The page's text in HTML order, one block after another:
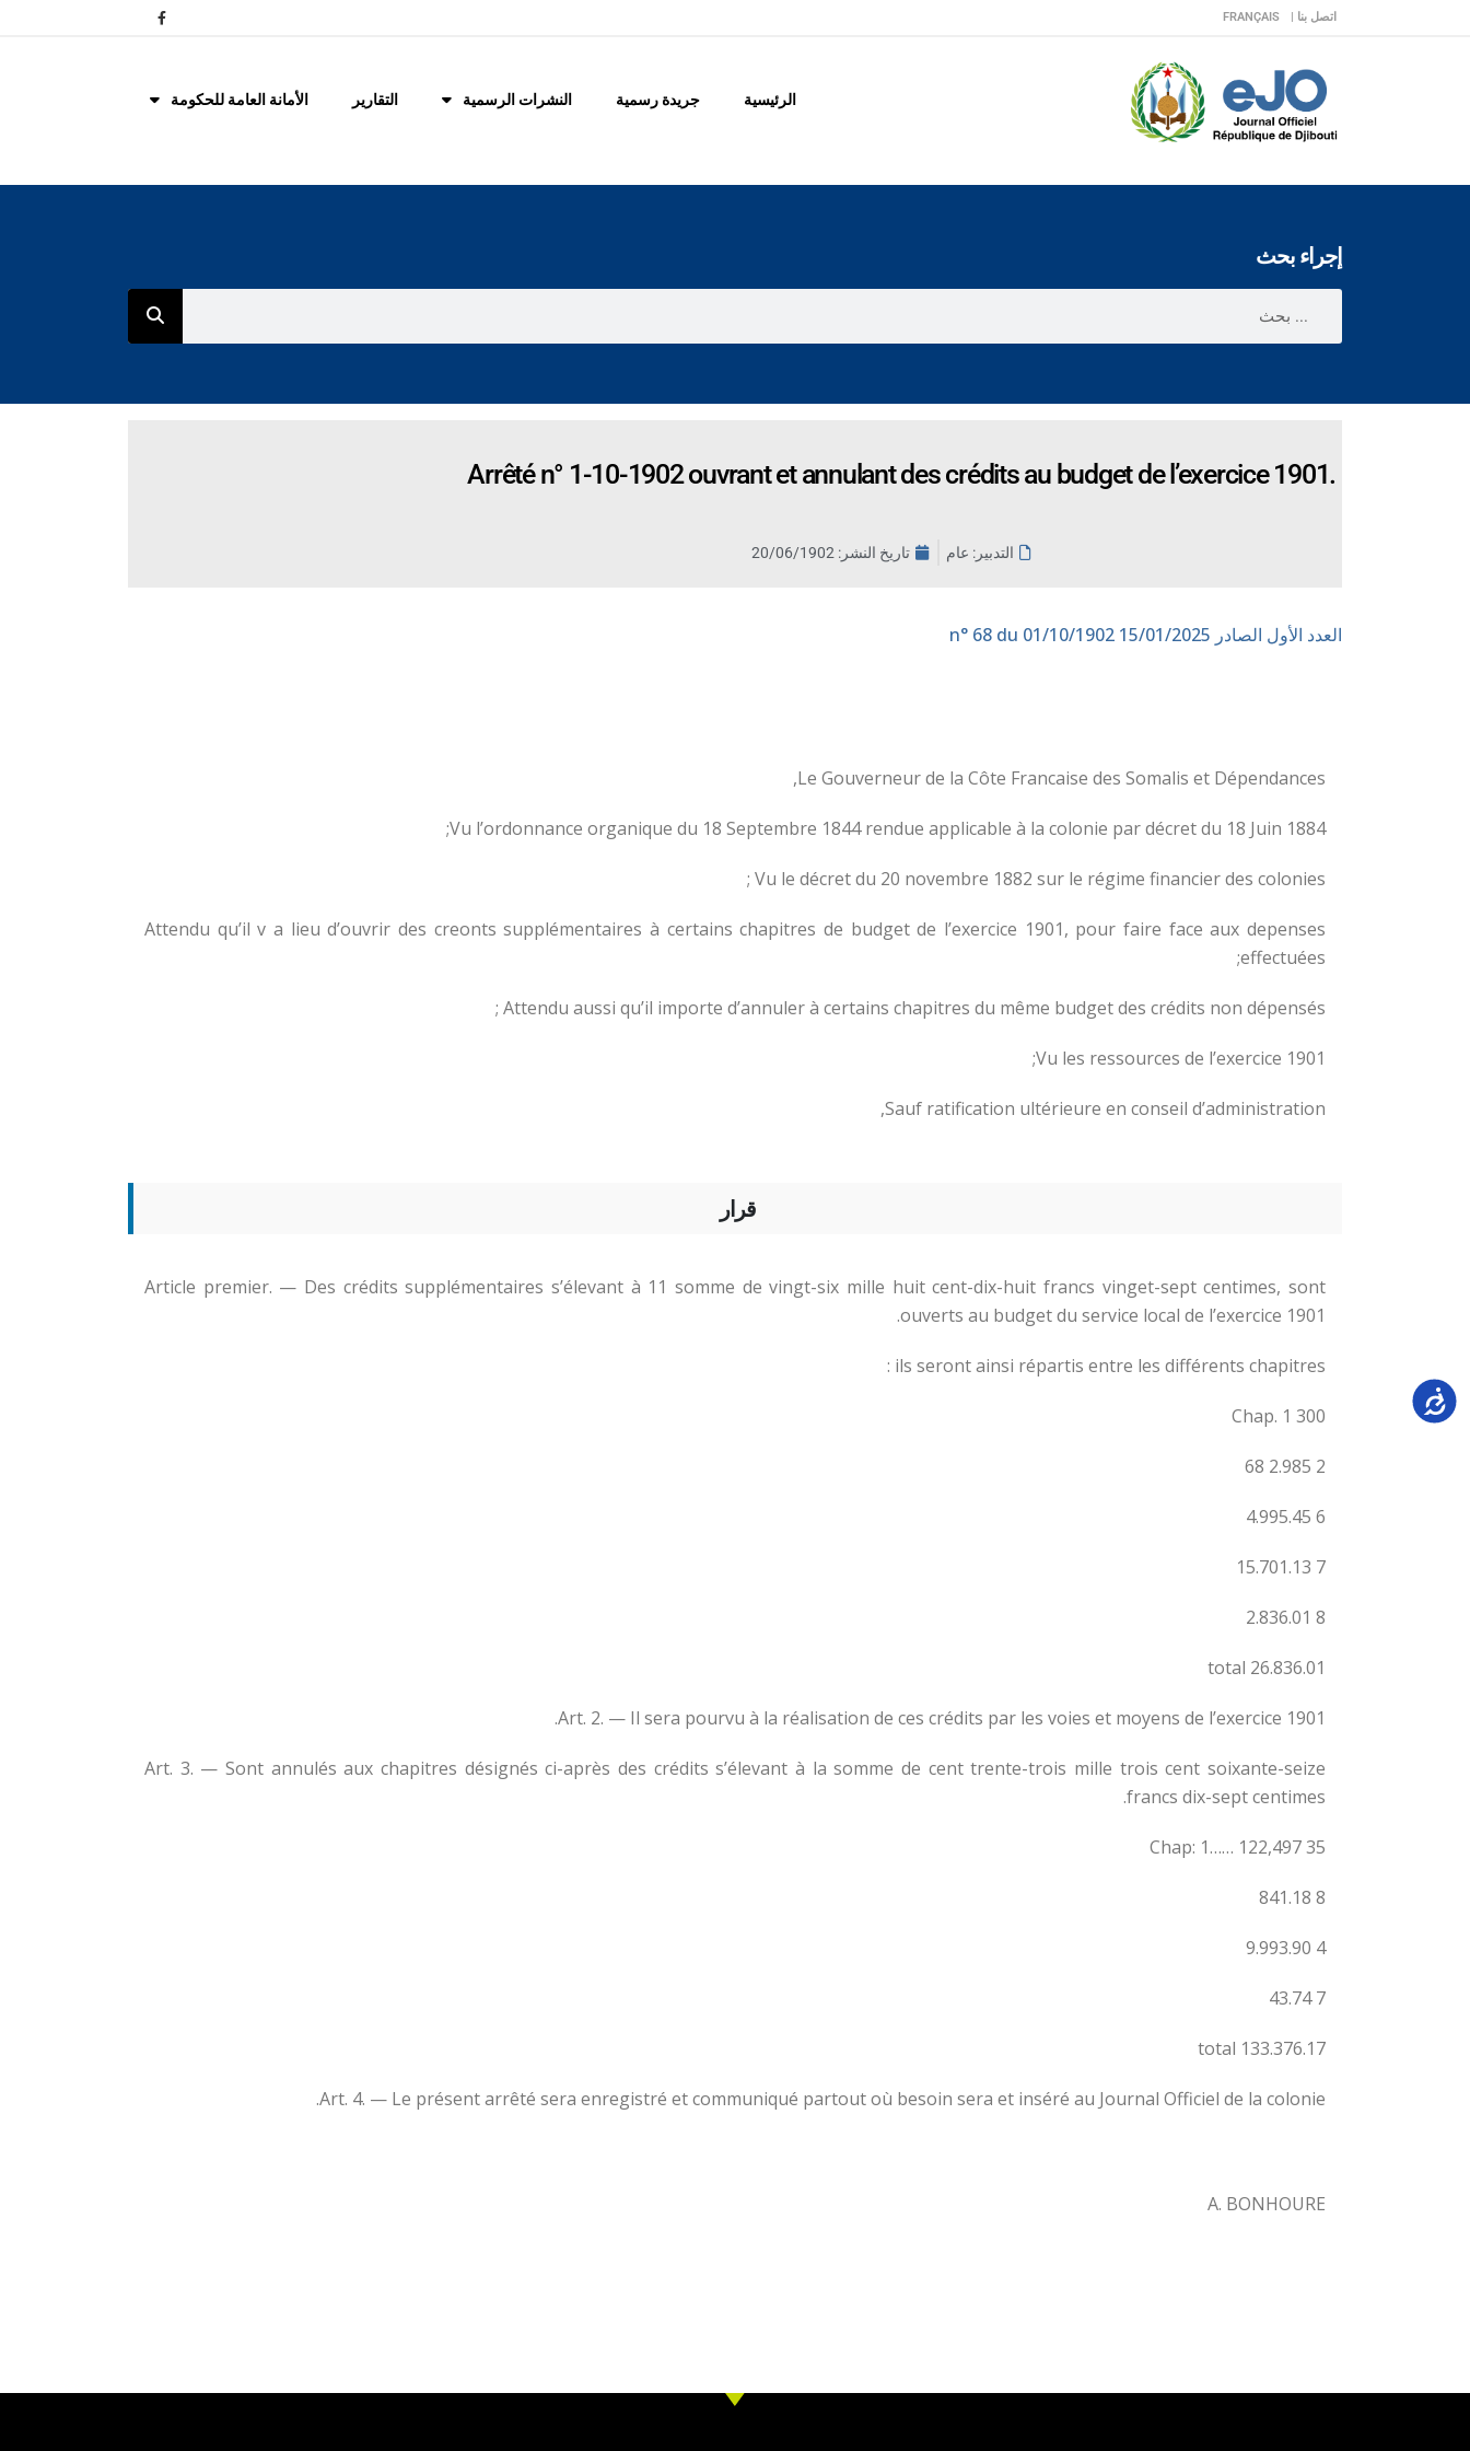
اتصل بنا | FRANÇAIS
الرئيسية جريدة رسمية النشرات الرسمية التقارير الأمانة العامة للحكومة
إجراء بحث
Arrêté n° 1-10-1902 ouvrant et annulant des crédits au budget de l’exercice 1901.
التدبير: عام تاريخ النشر: 20/06/1902
العدد الأول الصادر 15/01/2025
Le Gouverneur de la Côte Francaise des Somalis et Dépendances,
Vu l’ordonnance organique du 18 Septembre 1844 rendue applicable à la colonie par décret du 18 Juin 1884;
Vu le décret du 20 novembre 1882 sur le régime financier des colonies ;
Attendu qu’il v a lieu d’ouvrir des creonts supplémentaires à certains chapitres de budget de l’exercice 1901, pour faire face aux depenses
effectuées;
Attendu aussi qu’il importe d’annuler à certains chapitres du même budget des crédits non dépensés ;
Vu les ressources de l’exercice 1901;
Sauf ratification ultérieure en conseil d’administration,
قرار
Article premier. — Des crédits supplémentaires s’élevant à 11 somme de vingt-six mille huit cent-dix-huit francs vinget-sept centimes, sont
ouverts au budget du service local de l’exercice 1901.
ils seront ainsi répartis entre les différents chapitres :
Chap. 1 300
2 2.985 68
6 4.995.45
7 15.701.13
8 2.836.01
total 26.836.01
Art. 2. — Il sera pourvu à la réalisation de ces crédits par les voies et moyens de l’exercice 1901.
Art. 3. — Sont annulés aux chapitres désignés ci-après des crédits s’élevant à la somme de cent trente-trois mille trois cent soixante-seize
francs dix-sept centimes.
Chap: 1…… 122,497 35
8 841.18
4 9.993.90
7 43.74
total 133.376.17
Art. 4. — Le présent arrêté sera enregistré et communiqué partout où besoin sera et inséré au Journal Officiel de la colonie.
A. BONHOURE